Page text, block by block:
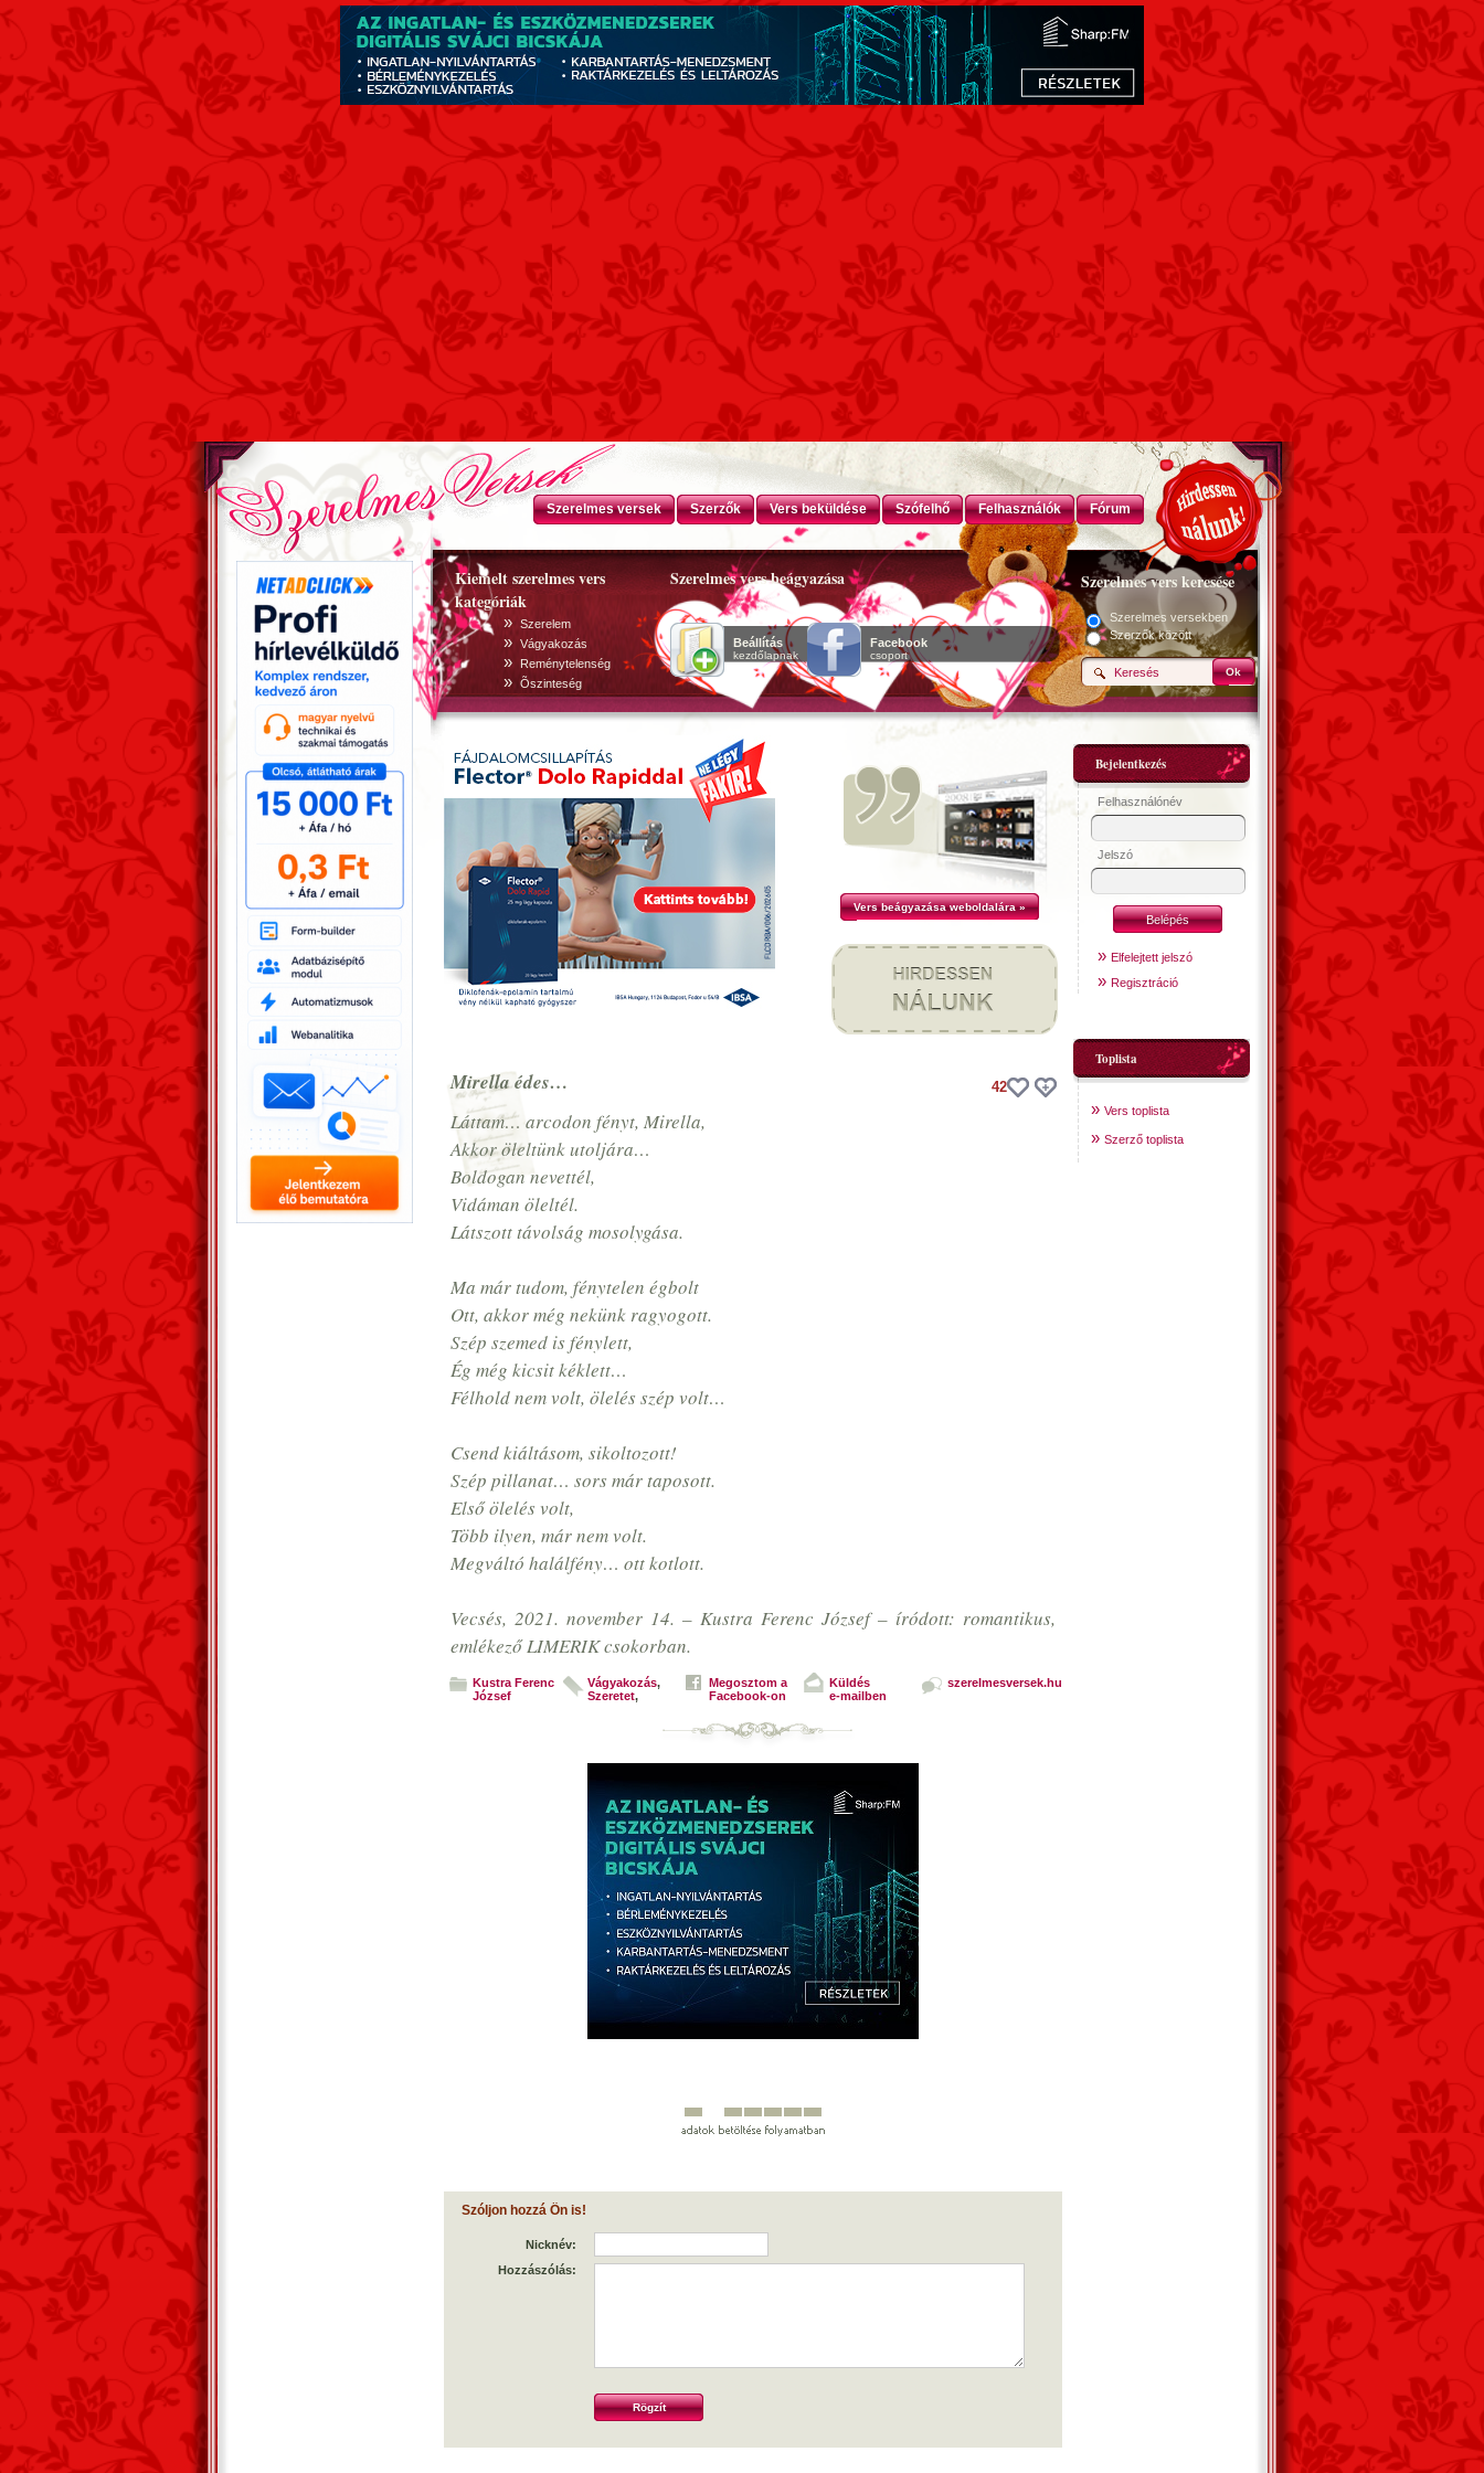
Szerelmes versek Szerzők Vers beküldése Szófelhő Felhasználók Fórum
Kiemelt szerelmes vers
kategóriák
» Szerelem
» Vágyakozás
» Reménytelenség
» Õszinteség
Szerelmes vers beágyazása
Beállítás
kezdőlapnak
Facebook
csoport
Szerelmes vers keresése
Szerelmes versekben
Szerzők között
Ok
Vers beágyazása weboldalára »
Mirella édes… 42
Láttam… arcodon fényt, Mirella,
Akkor öleltünk utoljára…
Boldogan nevettél,
Vidáman öleltél.
Látszott távolság mosolygása.
Ma már tudom, fénytelen égbolt
Ott, akkor még nekünk ragyogott.
Szép szemed is fénylett,
Ég még kicsit kéklett…
Félhold nem volt, ölelés szép volt…
Csend kiáltásom, sikoltozott!
Szép pillanat… sors már taposott.
Első ölelés volt,
Több ilyen, már nem volt.
Megváltó halálfény… ott kotlott.
Vecsés, 2021. november 14. – Kustra Ferenc József – íródott: romantikus,
emlékező LIMERIK csokorban.
Kustra Ferenc
József
Vágyakozás,
Szeretet,
Megosztom a
Facebook-on
Küldés
e-mailben
szerelmesversek.hu
Szóljon hozzá Ön is!
Nicknév:
Hozzászólás:
Bejelentkezés
Felhasználónév
Jelszó
» Elfelejtett jelszó
» Regisztráció
Toplista
» Vers toplista
» Szerző toplista